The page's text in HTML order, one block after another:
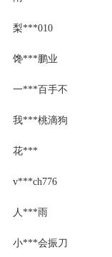
梨***010
馋***鹏业
一***百手不
我***桃滴狗
花***
v***ch776
人***雨
小***会振刀